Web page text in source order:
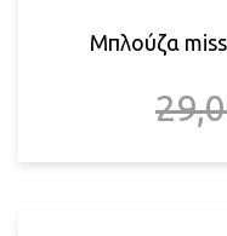
Μπλούζα